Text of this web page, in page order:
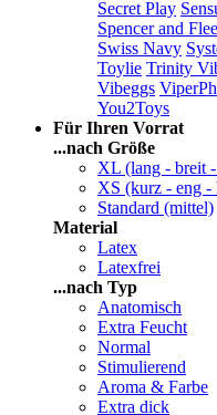
Secret Play
Spencer and
Swiss Navy
Toylie Trinity
Vibeggs
You2Toys
Für Ihren Vorrat
...nach Größe
XL (lang - breit
XS (kurz - eng -
Standard (mittel)
Material
Latex
Latexfrei
...nach Typ
Anatomisch
Extra Feucht
Normal
Stimulierend
Aroma & Farbe
Extra dick